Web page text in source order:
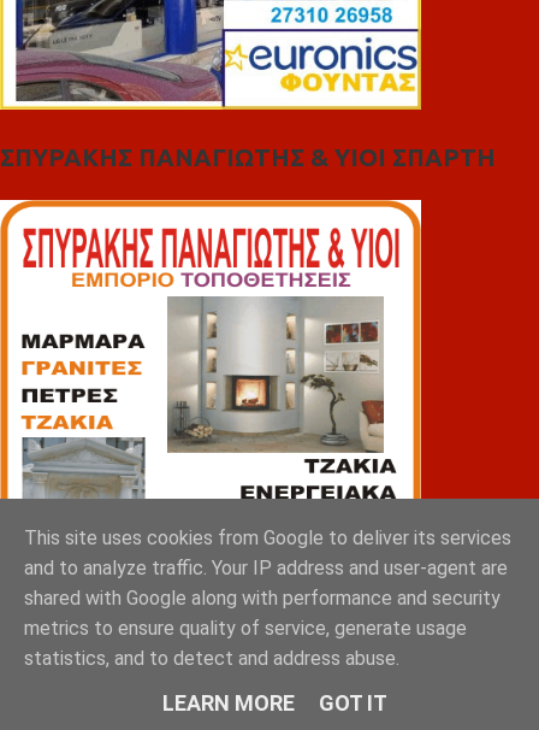
ΣΠΥΡΑΚΗΣ ΠΑΝΑΓΙΩΤΗΣ & YIOI ΣΠΑΡΤΗ
This site uses cookies from Google to deliver its services
and to analyze traffic. Your IP address and user-agent are
shared with Google along with performance and security
metrics to ensure quality of service, generate usage
statistics, and to detect and address abuse.
LEARN MORE GOT IT